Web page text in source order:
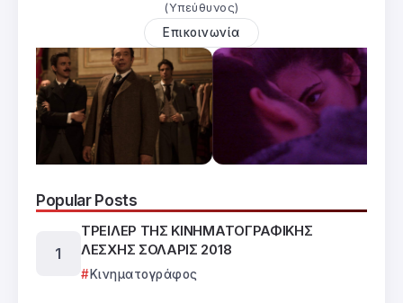
(Υπεύθυνος)
Επικοινωνία
Popular Posts
ΤΡΕΙΛΕΡ ΤΗΣ ΚΙΝΗΜΑΤΟΓΡΑΦΙΚΗΣ
ΛΕΣΧΗΣ ΣΟΛΑΡΙΣ 2018
Κινηματογράφος